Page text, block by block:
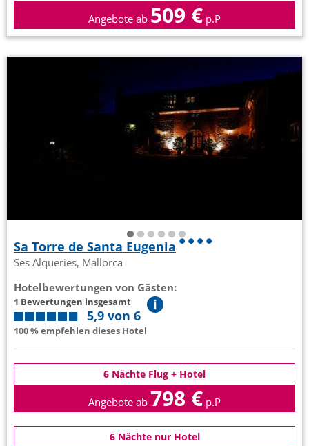
Angebote ab 509 € p.P
Sa Torre de Santa Eugenia
Ses Alqueries, Mallorca
Hotelbewertungen von Gästen:
1 Bewertungen insgesamt
5,9 von 6
100 % empfehlen dieses Hotel
6 Nächte Flug + Hotel
Angebote ab 798 € p.P
6 Nächte nur Hotel